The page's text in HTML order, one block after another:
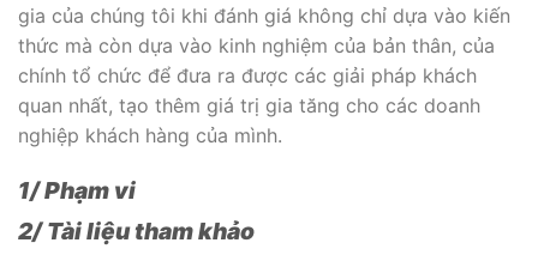
gia của chúng tôi khi đánh giá không chỉ dựa vào kiến
thức mà còn dựa vào kinh nghiệm của bản thân, của
chính tổ chức để đưa ra được các giải pháp khách
quan nhất, tạo thêm giá trị gia tăng cho các doanh
nghiệp khách hàng của mình.
1/ Phạm vi
2/ Tài liệu tham khảo